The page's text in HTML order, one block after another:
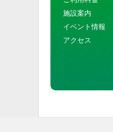
施設案内
イベント情報
アクセス